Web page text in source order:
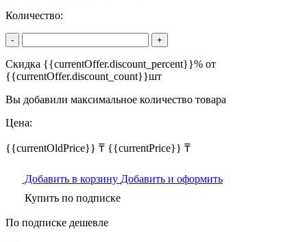
Количество:
- +
Скидка {{currentOffer.discount_percent}}% от
{{currentOffer.discount_count}}шт
Вы добавили максимальное количество товара
Цена:
{{currentOldPrice}} ₸ {{currentPrice}} ₸
Добавить в корзину Добавить и оформить
Купить по подписке
По подписке дешевле